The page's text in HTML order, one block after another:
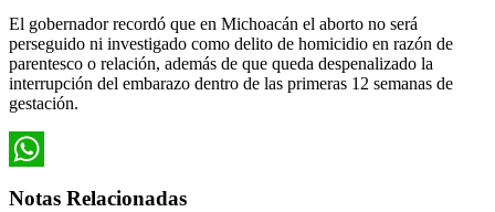
El gobernador recordó que en Michoacán el aborto no será
perseguido ni investigado como delito de homicidio en razón de
parentesco o relación, además de que queda despenalizado la
interrupción del embarazo dentro de las primeras 12 semanas de
gestación.
Notas Relacionadas